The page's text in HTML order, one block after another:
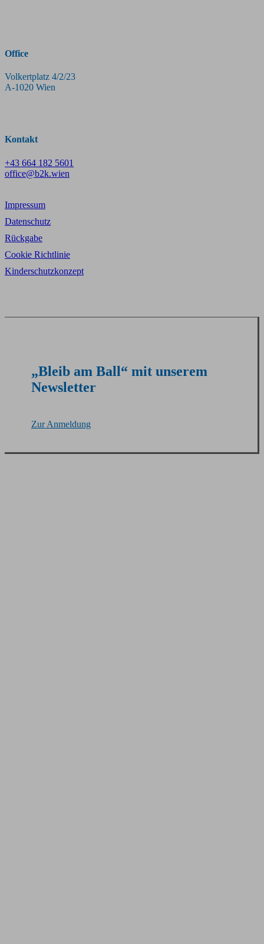
Office
Volkertplatz 4/2/23
A-1020 Wien
Kontakt
+43 664 182 5601
office@b2k.wien
Impressum
Datenschutz
Rückgabe
Cookie Richtlinie
Kinderschutzkonzept
„Bleib am Ball“ mit unserem
Newsletter
Zur Anmeldung